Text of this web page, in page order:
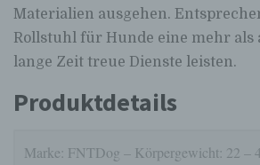
Materialien ausgehen.
Rollstuhl für Hunde eine mehr als
lange Zeit treue Dienste leisten.
Produktdetails
Marke: FNTDog – Körpergewicht: 22 –